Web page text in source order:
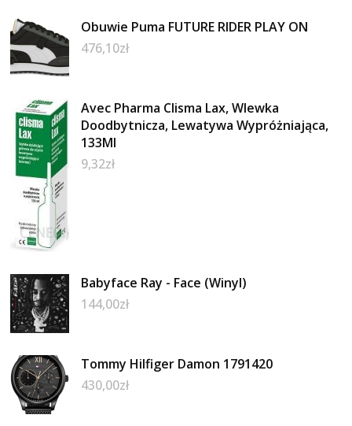
Obuwie Puma FUTURE RIDER PLAY ON
476,10zł
Avec Pharma Clisma Lax, Wlewka
Doodbytnicza, Lewatywa Wypróżniająca,
133Ml
9,32zł
Babyface Ray - Face (Winyl)
144,00zł
Tommy Hilfiger Damon 1791420
430,00zł